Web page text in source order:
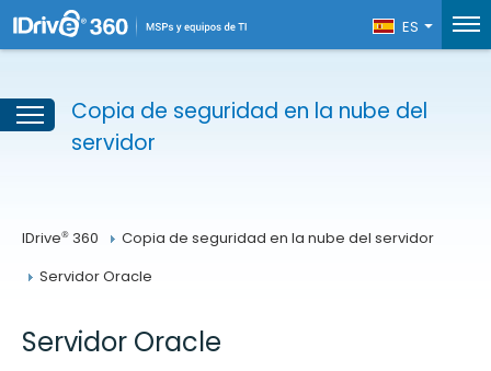
ES
Copia de seguridad en la nube del
servidor
IDrive® 360
Copia de seguridad en la nube del servidor
Servidor Oracle
Servidor Oracle